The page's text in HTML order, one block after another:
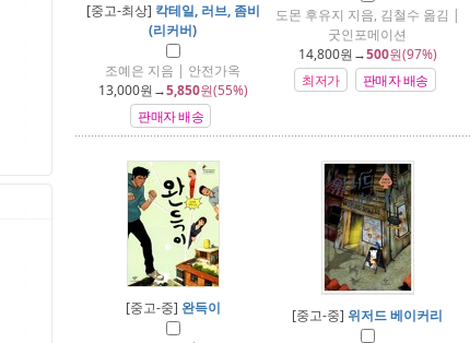
[중고-최상] 칵테일, 러브, 좀비
(리커버)
조예은 지음 | 안전가옥
13,000원→5,850원(55%)
판매자 배송
도몬 후유지 지음, 김철수 옮김 |
굿인포메이션
14,800원→500원(97%)
최저가
판매자 배송
[중고-중] 완득이 [중고-중] 위저드 베이커리